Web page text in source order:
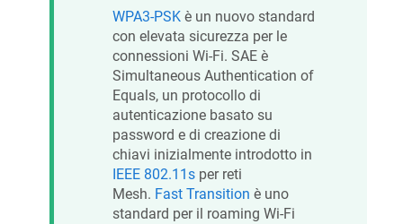
WPA3-PSK è un nuovo standard
con elevata sicurezza per le
connessioni Wi‑Fi. SAE è
Simultaneous Authentication of
Equals, un protocollo di
autenticazione basato su
password e di creazione di
chiavi inizialmente introdotto in
IEEE 802.11s per reti
Mesh. Fast Transition è uno
standard per il roaming Wi‑Fi